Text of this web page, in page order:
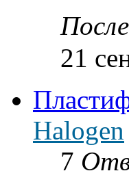
21
Halogen
7